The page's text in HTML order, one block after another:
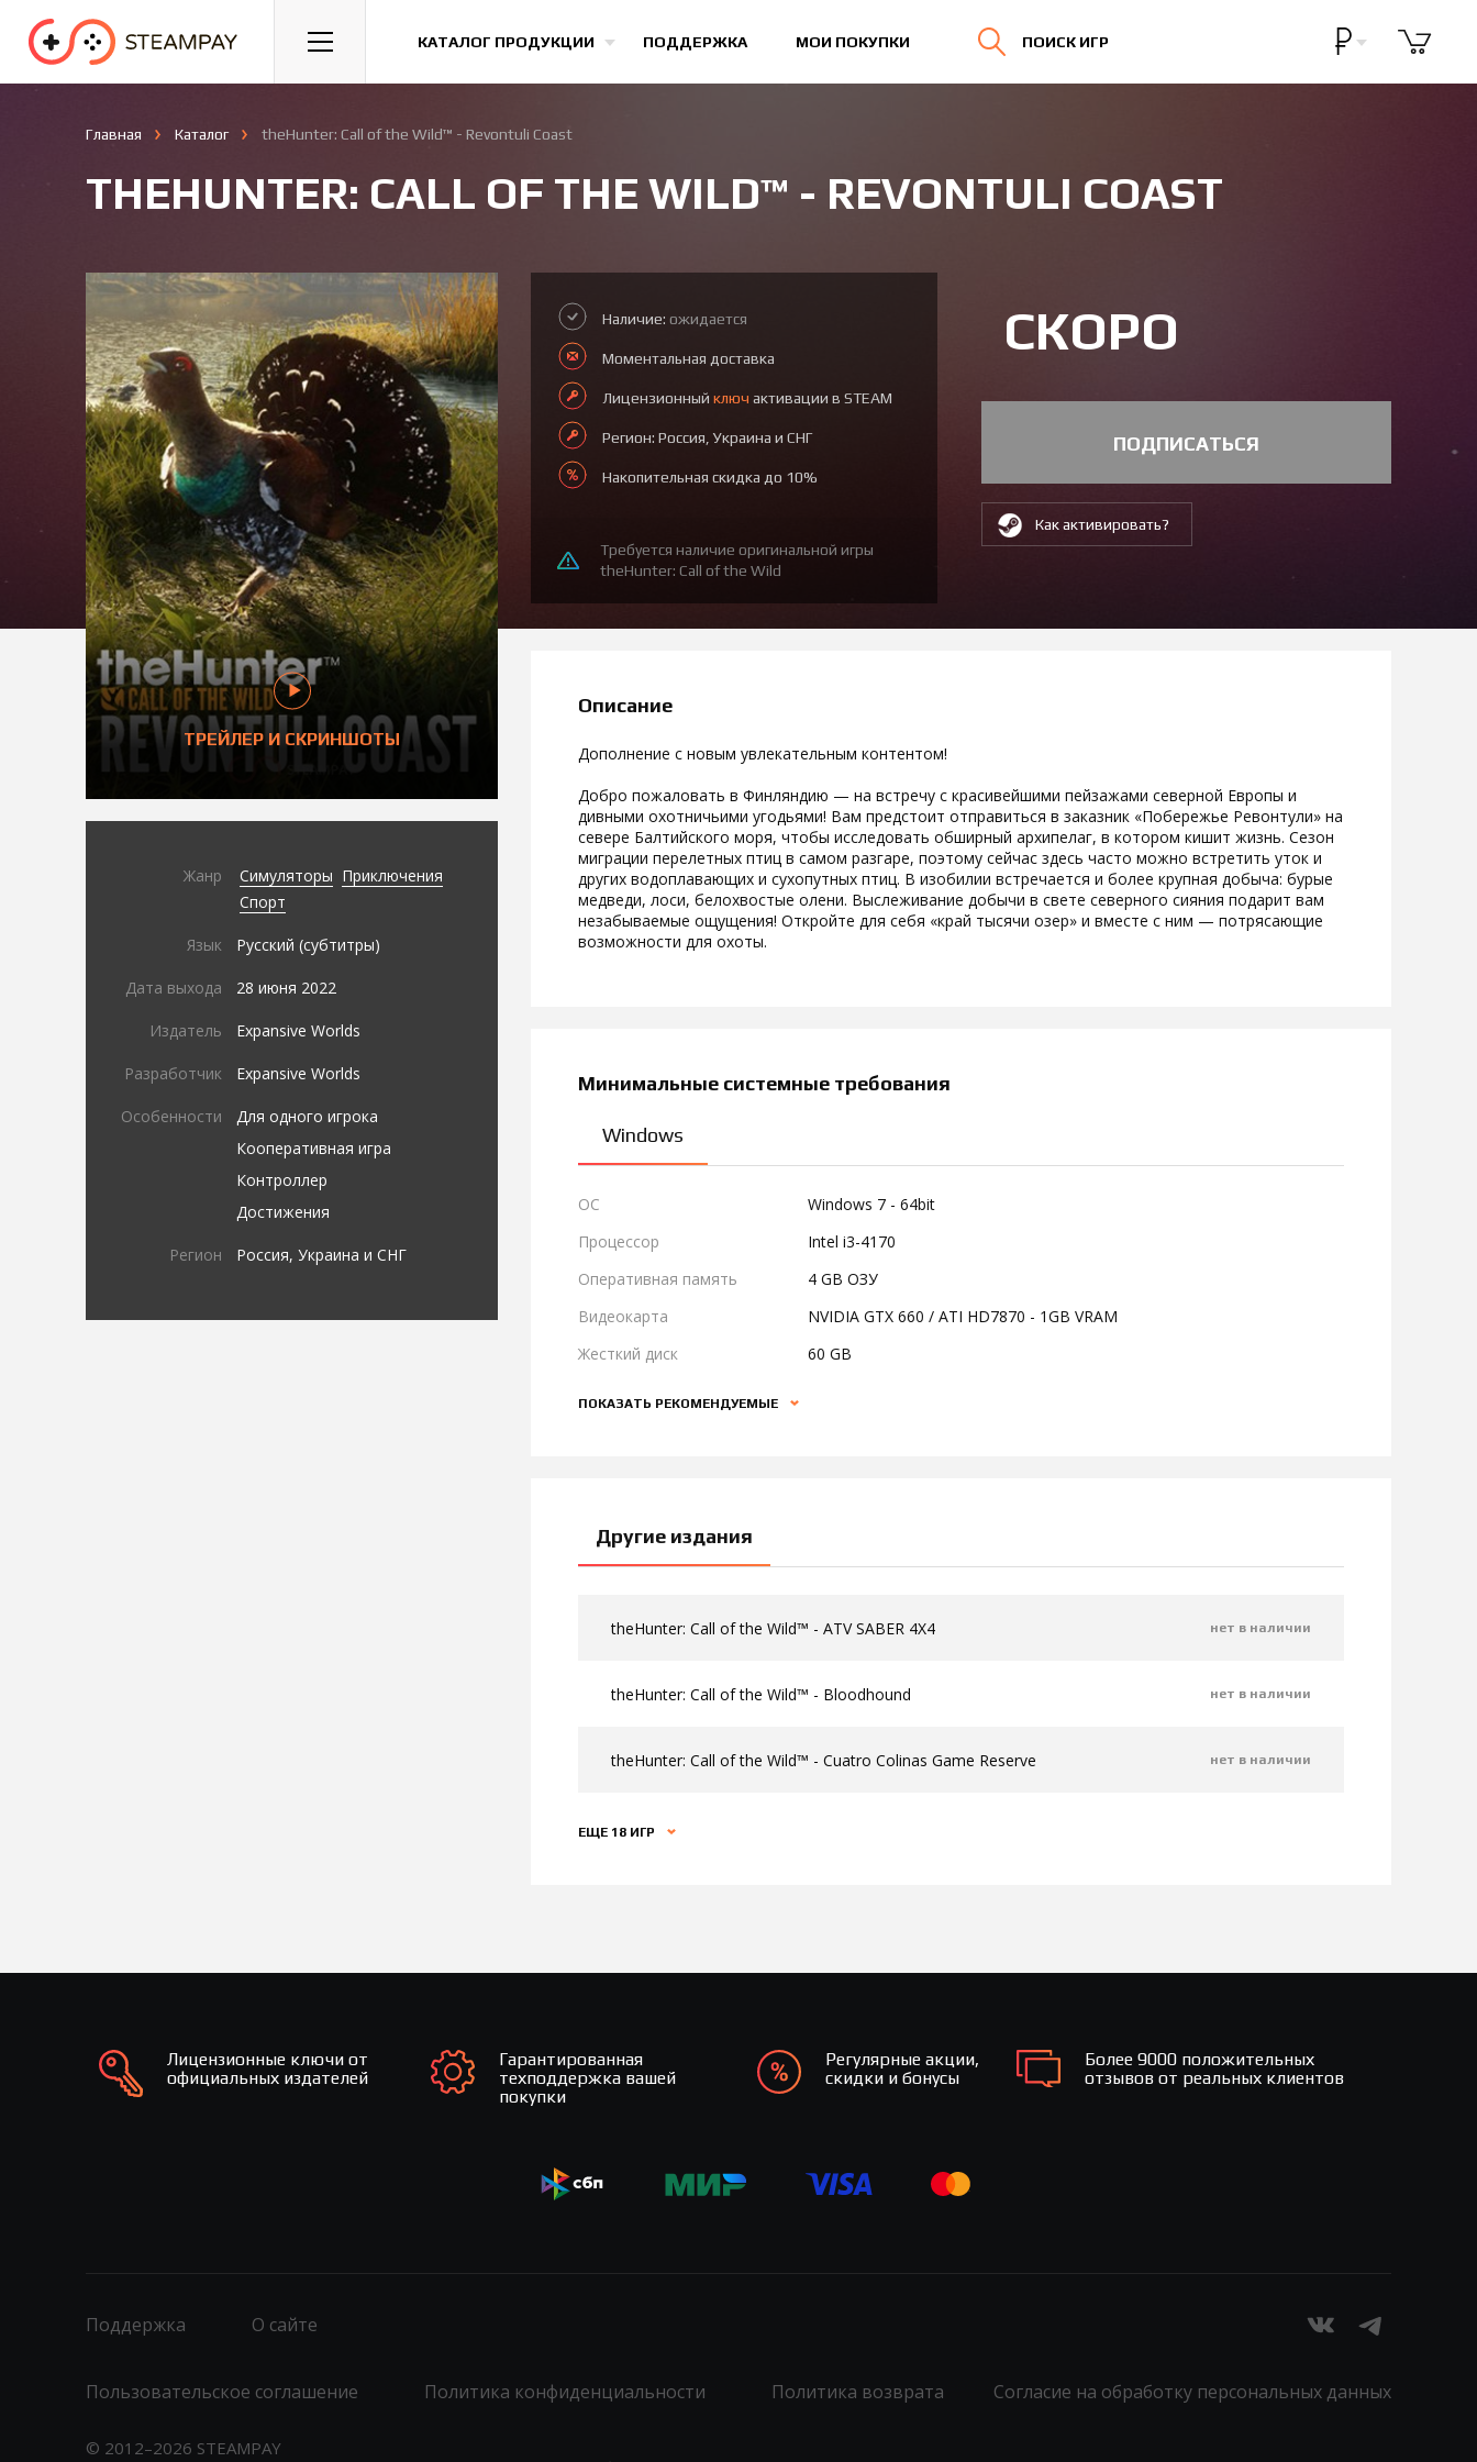
КАТАЛОГ ПРОДУКЦИИ ПОДДЕРЖКА МОИ ПОКУПКИ ПОИСК ИГР
Спорт Гонки Казуальные Все игры
Главная Каталог theHunter: Call of the Wild™ - Revontuli Coast
THEHUNTER: CALL OF THE WILD™ - REVONTULI COAST
ТРЕЙЛЕР И СКРИНШОТЫ
Жанр Симуляторы Приключения
Спорт
Язык Русский (субтитры)
Дата выхода 28 июня 2022
Издатель Expansive Worlds
Разработчик Expansive Worlds
Особенности
Для одного игрока
Кооперативная игра
Контроллер
Достижения
Регион Россия, Украина и СНГ
Наличие: ожидается
Моментальная доставка
Лицензионный ключ активации в STEAM
Регион: Россия, Украина и СНГ
Накопительная скидка до 10%
Требуется наличие оригинальной игры
theHunter: Call of the Wild
СКОРО
ПОДПИСАТЬСЯ
Как активировать?
Описание
Дополнение с новым увлекательным контентом!
Добро пожаловать в Финляндию — на встречу с красивейшими пейзажами северной Европы и
дивными охотничьими угодьями! Вам предстоит отправиться в заказник «Побережье Ревонтули» на
севере Балтийского моря, чтобы исследовать обширный архипелаг, в котором кишит жизнь. Сезон
миграции перелетных птиц в самом разгаре, поэтому сейчас здесь часто можно встретить уток и
других водоплавающих и сухопутных птиц. В изобилии встречается и более крупная добыча: бурые
медведи, лоси, белохвостые олени. Выслеживание добычи в свете северного сияния подарит вам
незабываемые ощущения! Откройте для себя «край тысячи озер» и вместе с ним — потрясающие
возможности для охоты.
Минимальные системные требования
Windows
ОС
Windows 7 - 64bit
Процессор
Intel i3-4170
Оперативная память
4 GB ОЗУ
Видеокарта
NVIDIA GTX 660 / ATI HD7870 - 1GB VRAM
Жесткий диск
60 GB
ПОКАЗАТЬ РЕКОМЕНДУЕМЫЕ
Другие издания
theHunter: Call of the Wild™ - ATV SABER 4X4 нет в наличии
theHunter: Call of the Wild™ - Bloodhound нет в наличии
theHunter: Call of the Wild™ - Cuatro Colinas Game Reserve нет в наличии
ЕЩЕ 18 ИГР
Лицензионные ключи от
официальных издателей
Гарантированная
техподдержка вашей
покупки
Регулярные акции,
скидки и бонусы
Более 9000 положительных
отзывов от реальных клиентов
© 2012–2026 STEAMPAY
Поддержка О сайте
Пользовательское соглашение Политика конфиденциальности Политика возврата Согласие на обработку персональных данных